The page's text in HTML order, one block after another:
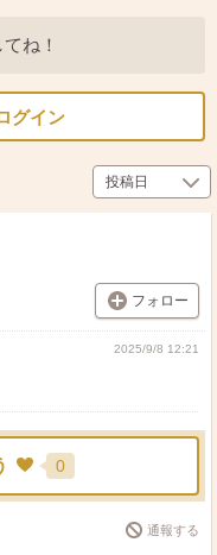
ね！
グイン
フォロー
2025/9/8 12:21
0
通報する